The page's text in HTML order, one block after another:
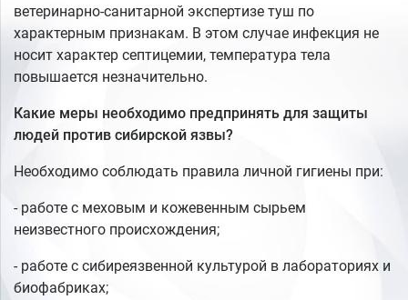
ветеринарно-санитарной экспертизе туш по
характерным признакам. В этом случае инфекция не
носит характер септицемии, температура тела
повышается незначительно.
Какие меры необходимо предпринять для защиты
людей против сибирской язвы?
Необходимо соблюдать правила личной гигиены при:
- работе с меховым и кожевенным сырьем
неизвестного происхождения;
- работе с сибиреязвенной культурой в лабораториях и
биофабриках;